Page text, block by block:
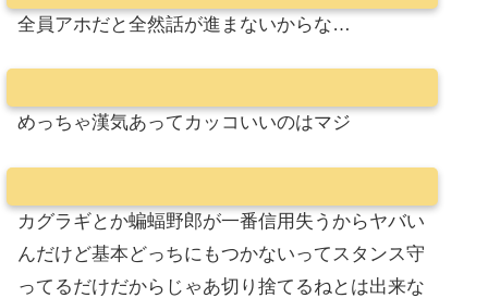
全員アホだと全然話が進まないからな…
めっちゃ漢気あってカッコいいのはマジ
カグラギとか蝙蝠野郎が一番信用失うからヤバい
んだけど基本どっちにもつかないってスタンス守
ってるだけだからじゃあ切り捨てるねとは出来な